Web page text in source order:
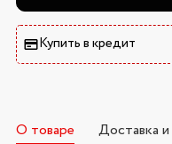
Купить в кредит
О товаре Доставка